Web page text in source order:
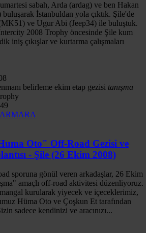
sabah, Arda (ardag) ve ben Hakan
İstanbuldan yola çıktık. Şile'de
ve Ugur Abi (Jeep34) ile buluştuk.
2008 Trophy öncesinde Şile kum
iniş çıkışlar ve kurtarma çalışmaları
belirleme ekim etap gezisi tanışma
Oto" Off-Road Gezisi ve
- Şile (26 Ekim 2008)
sporuna gönül veren arkadaşlar, 26 Ekim
amaçlı off-road aktivitesi düzenliyoruz.
kurularak yiyecek ve içeceklerimiz,
Hüma Oto ve Çoşkun Et tarafından
sadece kendinizi ve aracınızı...